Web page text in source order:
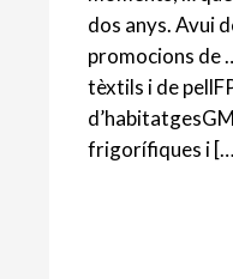
dos anys. Avui
promocions de
tèxtils i de
frigorífiques i